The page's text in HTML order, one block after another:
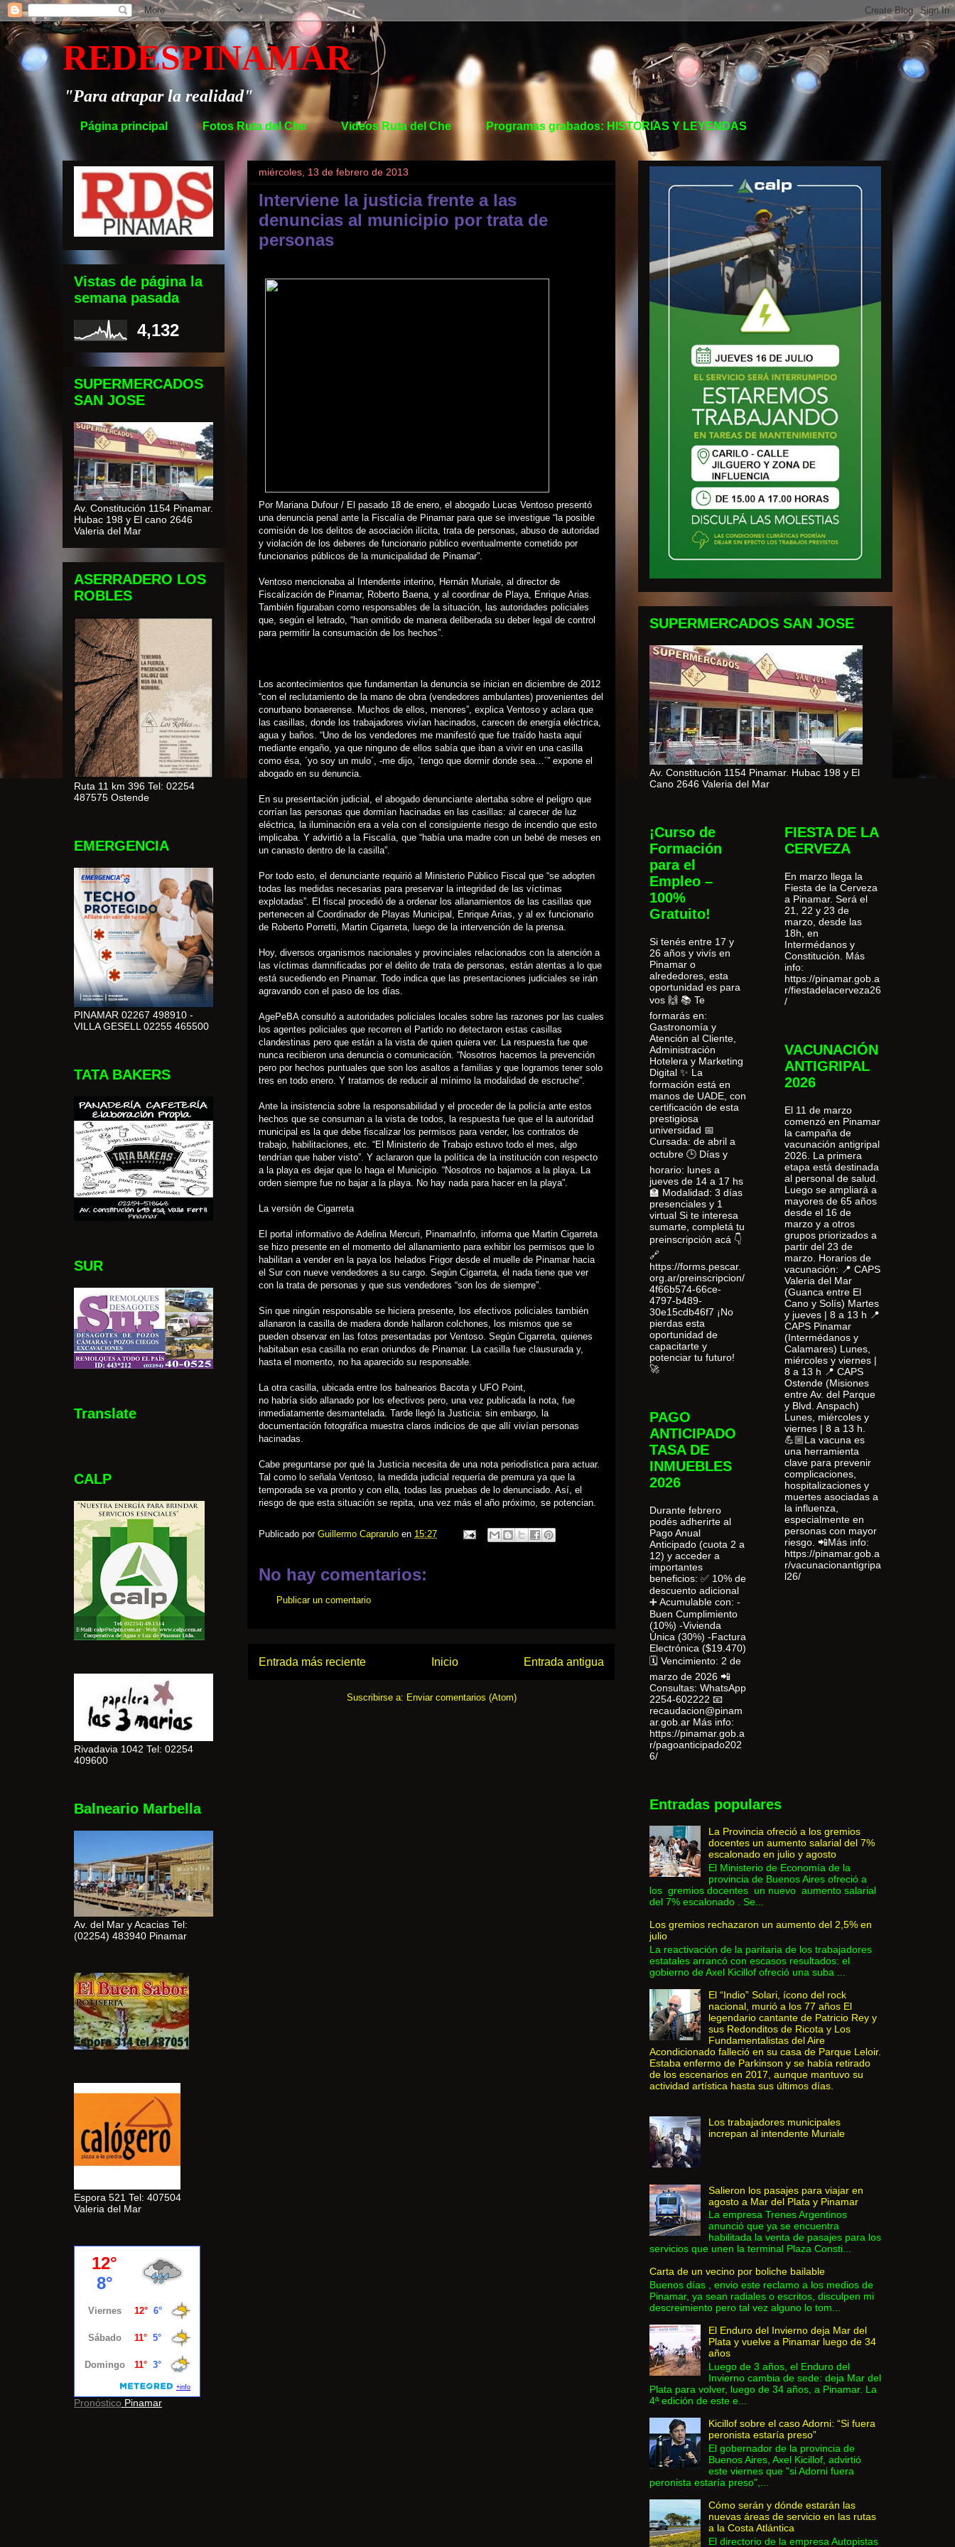
REDESPINAMAR
"Para atrapar la realidad"
Página principal Fotos Ruta del Che Videos Ruta del Che Programas grabados: HISTORIAS Y LEYENDAS
miércoles, 13 de febrero de 2013
Interviene la justicia frente a las
denuncias al municipio por trata de
personas
Por Mariana Dufour / El pasado 18 de enero, el abogado Lucas Ventoso presentó
una denuncia penal ante la Fiscalía de Pinamar para que se investigue “la posible
comisión de los delitos de asociación ilícita, trata de personas, abuso de autoridad
y violación de los deberes de funcionario público eventualmente cometido por
funcionarios públicos de la municipalidad de Pinamar”.
Ventoso mencionaba al Intendente interino, Hernán Muriale, al director de
Fiscalización de Pinamar, Roberto Baena, y al coordinar de Playa, Enrique Arias.
También figuraban como responsables de la situación, las autoridades policiales
que, según el letrado, “han omitido de manera deliberada su deber legal de control
para permitir la consumación de los hechos”.
Los acontecimientos que fundamentan la denuncia se inician en diciembre de 2012
“con el reclutamiento de la mano de obra (vendedores ambulantes) provenientes del
conurbano bonaerense. Muchos de ellos, menores”, explica Ventoso y aclara que
las casillas, donde los trabajadores vivían hacinados, carecen de energía eléctrica,
agua y baños. “Uno de los vendedores me manifestó que fue traído hasta aquí
mediante engaño, ya que ninguno de ellos sabía que iban a vivir en una casilla
como ésa, ´yo soy un mulo´, -me dijo, ´tengo que dormir donde sea…´” expone el
abogado en su denuncia.
En su presentación judicial, el abogado denunciante alertaba sobre el peligro que
corrían las personas que dormían hacinadas en las casillas: al carecer de luz
eléctrica, la iluminación era a vela con el consiguiente riesgo de incendio que esto
implicaba. Y advirtió a la Fiscalía, que “había una madre con un bebé de meses en
un canasto dentro de la casilla”.
Por todo esto, el denunciante requirió al Ministerio Público Fiscal que “se adopten
todas las medidas necesarias para preservar la integridad de las víctimas
explotadas”. El fiscal procedió de a ordenar los allanamientos de las casillas que
pertenecen al Coordinador de Playas Municipal, Enrique Arias, y al ex funcionario
de Roberto Porretti, Martin Cigarreta, luego de la intervención de la prensa.
Hoy, diversos organismos nacionales y provinciales relacionados con la atención a
las víctimas damnificadas por el delito de trata de personas, están atentas a lo que
está sucediendo en Pinamar. Todo indica que las presentaciones judiciales se irán
agravando con el paso de los días.
AgePeBA consultó a autoridades policiales locales sobre las razones por las cuales
los agentes policiales que recorren el Partido no detectaron estas casillas
clandestinas pero que están a la vista de quien quiera ver. La respuesta fue que
nunca recibieron una denuncia o comunicación. “Nosotros hacemos la prevención
pero por hechos puntuales que son los asaltos a familias y que logramos tener solo
tres en todo enero. Y tratamos de reducir al mínimo la modalidad de escruche”.
Ante la insistencia sobre la responsabilidad y el proceder de la policía ante estos
hechos que se consuman a la vista de todos, la respuesta fue que el la autoridad
municipal es la que debe fiscalizar los permisos para vender, los contratos de
trabajo, habilitaciones, etc. “El Ministerio de Trabajo estuvo todo el mes, algo
tendrían que haber visto”. Y aclararon que la política de la institución con respecto
a la playa es dejar que lo haga el Municipio. “Nosotros no bajamos a la playa. La
orden siempre fue no bajar a la playa. No hay nada para hacer en la playa”.
La versión de Cigarreta
El portal informativo de Adelina Mercuri, PinamarInfo, informa que Martin Cigarreta
se hizo presente en el momento del allanamiento para exhibir los permisos que lo
habilitan a vender en la paya los helados Frigor desde el muelle de Pinamar hacia
el Sur con nueve vendedores a su cargo. Según Cigarreta, él nada tiene que ver
con la trata de personas y que sus vendedores “son los de siempre”.
Sin que ningún responsable se hiciera presente, los efectivos policiales también
allanaron la casilla de madera donde hallaron colchones, los mismos que se
pueden observar en las fotos presentadas por Ventoso. Según Cigarreta, quienes
habitaban esa casilla no eran oriundos de Pinamar. La casilla fue clausurada y,
hasta el momento, no ha aparecido su responsable.
La otra casilla, ubicada entre los balnearios Bacota y UFO Point,
no habría sido allanado por los efectivos pero, una vez publicada la nota, fue
inmediatamente desmantelada. Tarde llegó la Justicia: sin embargo, la
documentación fotográfica muestra claros indicios de que allí vivían personas
hacinadas.
Cabe preguntarse por qué la Justicia necesita de una nota periodística para actuar.
Tal como lo señala Ventoso, la medida judicial requería de premura ya que la
temporada se va pronto y con ella, todas las pruebas de lo denunciado. Así, el
riesgo de que esta situación se repita, una vez más el año próximo, se potencian.
Publicado por Guillermo Caprarulo en 15:27
No hay comentarios:
Publicar un comentario
Entrada más reciente Entrada antigua
Inicio
Suscribirse a: Enviar comentarios (Atom)
Vistas de página la
semana pasada
4,132
SUPERMERCADOS
SAN JOSE
Av. Constitución 1154 Pinamar.
Hubac 198 y El cano 2646
Valeria del Mar
ASERRADERO LOS
ROBLES
Ruta 11 km 396 Tel: 02254
487575 Ostende
EMERGENCIA
PINAMAR 02267 498910 -
VILLA GESELL 02255 465500
TATA BAKERS
SUR
Translate
CALP
Rivadavia 1042 Tel: 02254
409600
Balneario Marbella
Av. del Mar y Acacias Tel:
(02254) 483940 Pinamar
Espora 521 Tel: 407504
Valeria del Mar
Pronóstico Pinamar
SUPERMERCADOS SAN JOSE
Av. Constitución 1154 Pinamar. Hubac 198 y El
Cano 2646 Valeria del Mar
¡Curso de
Formación
para el
Empleo –
100%
Gratuito!
Si tenés entre 17 y
26 años y vivís en
Pinamar o
alrededores, esta
oportunidad es para
vos 🙌 📚 Te
formarás en:
Gastronomía y
Atención al Cliente,
Administración
Hotelera y Marketing
Digital ✨ La
formación está en
manos de UADE, con
certificación de esta
prestigiosa
universidad 📅
Cursada: de abril a
octubre 🕒 Días y
horario: lunes a
jueves de 14 a 17 hs
🏫 Modalidad: 3 días
presenciales y 1
virtual Si te interesa
sumarte, completá tu
preinscripción acá 👇
🔗
https://forms.pescar.
org.ar/preinscripcion/
4f66b574-66ce-
4797-b489-
30e15cdb46f7 ¡No
pierdas esta
oportunidad de
capacitarte y
potenciar tu futuro!
🚀
PAGO
ANTICIPADO
TASA DE
INMUEBLES
2026
Durante febrero
podés adherirte al
Pago Anual
Anticipado (cuota 2 a
12) y acceder a
importantes
beneficios: ✅ 10% de
descuento adicional
➕ Acumulable con: -
Buen Cumplimiento
(10%) -Vivienda
Única (30%) -Factura
Electrónica ($19.470)
🗓 Vencimiento: 2 de
marzo de 2026 📲
Consultas: WhatsApp
2254-602222 📧
recaudacion@pinam
ar.gob.ar Más info:
https://pinamar.gob.a
r/pagoanticipado202
6/
FIESTA DE LA
CERVEZA
En marzo llega la
Fiesta de la Cerveza
a Pinamar. Será el
21, 22 y 23 de
marzo, desde las
18h, en
Intermédanos y
Constitución. Más
info:
https://pinamar.gob.a
r/fiestadelacerveza26
/
VACUNACIÓN
ANTIGRIPAL
2026
El 11 de marzo
comenzó en Pinamar
la campaña de
vacunación antigripal
2026. La primera
etapa está destinada
al personal de salud.
Luego se ampliará a
mayores de 65 años
desde el 16 de
marzo y a otros
grupos priorizados a
partir del 23 de
marzo. Horarios de
vacunación: 📍 CAPS
Valeria del Mar
(Guanca entre El
Cano y Solís) Martes
y jueves | 8 a 13 h 📍
CAPS Pinamar
(Intermédanos y
Calamares) Lunes,
miércoles y viernes |
8 a 13 h 📍 CAPS
Ostende (Misiones
entre Av. del Parque
y Blvd. Anspach)
Lunes, miércoles y
viernes | 8 a 13 h.
💪🏼La vacuna es
una herramienta
clave para prevenir
complicaciones,
hospitalizaciones y
muertes asociadas a
la influenza,
especialmente en
personas con mayor
riesgo. 📲Más info:
https://pinamar.gob.a
r/vacunacionantigripa
l26/
Entradas populares
La Provincia ofreció a los gremios
docentes un aumento salarial del 7%
escalonado en julio y agosto
El Ministerio de Economía de la
provincia de Buenos Aires ofreció a
los gremios docentes un nuevo aumento salarial
del 7% escalonado . Se...
Los gremios rechazaron un aumento del 2,5% en
julio
La reactivación de la paritaria de los trabajadores
estatales arrancó con escasos resultados: el
gobierno de Axel Kicillof ofreció una suba ...
El “Indio” Solari, ícono del rock
nacional, murió a los 77 años El
legendario cantante de Patricio Rey y
sus Redonditos de Ricota y Los
Fundamentalistas del Aire
Acondicionado falleció en su casa de Parque Leloir.
Estaba enfermo de Parkinson y se había retirado
de los escenarios en 2017, aunque mantuvo su
actividad artística hasta sus últimos días.
Los trabajadores municipales
increpan al intendente Muriale
Salieron los pasajes para viajar en
agosto a Mar del Plata y Pinamar
La empresa Trenes Argentinos
anunció que ya se encuentra
habilitada la venta de pasajes para los
servicios que unen la terminal Plaza Consti...
Carta de un vecino por boliche bailable
Buenos días , envio este reclamo a los medios de
Pinamar, ya sean radiales o escritos, disculpen mi
descreimiento pero tal vez alguno lo tom...
El Enduro del Invierno deja Mar del
Plata y vuelve a Pinamar luego de 34
años
Luego de 3 años, el Enduro del
Invierno cambia de sede: deja Mar del
Plata para volver, luego de 34 años, a Pinamar. La
4ª edición de este e...
Kicillof sobre el caso Adorni: “Si fuera
peronista estaría preso”
El gobernador de la provincia de
Buenos Aires, Axel Kicillof, advirtió
este viernes que "si Adorni fuera
peronista estaría preso",...
Cómo serán y dónde estarán las
nuevas áreas de servicio en las rutas
a la Costa Atlántica
El directorio de la empresa Autopistas